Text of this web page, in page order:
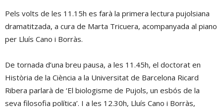
Pels volts de les 11.15h es farà la primera lectura pujolsiana
dramatitzada, a cura de Marta Tricuera, acompanyada al piano
per Lluís Cano i Borràs.
De tornada d’una breu pausa, a les 11.45h, el doctorat en
Història de la Ciència a la Universitat de Barcelona Ricard
Ribera parlarà de ‘El biologisme de Pujols, un esbós de la
seva filosofia política’. I a les 12.30h, Lluís Cano i Borràs,